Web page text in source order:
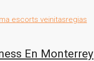
En Monterrey